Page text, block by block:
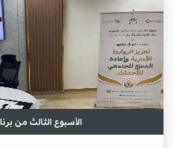
الأسبوع الثالث من